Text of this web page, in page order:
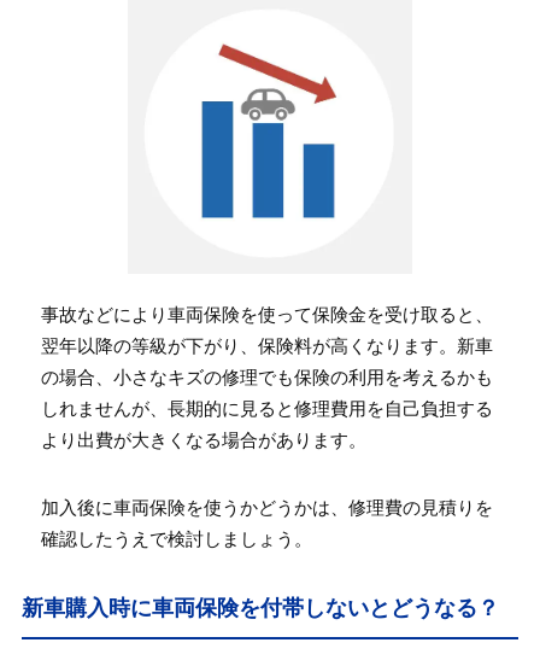
事故などにより車両保険を使って保険金を受け取ると、
翌年以降の等級が下がり、保険料が高くなります。新車
の場合、小さなキズの修理でも保険の利用を考えるかも
しれませんが、長期的に見ると修理費用を自己負担する
より出費が大きくなる場合があります。
加入後に車両保険を使うかどうかは、修理費の見積りを
確認したうえで検討しましょう。
新車購入時に車両保険を付帯しないとどうなる？